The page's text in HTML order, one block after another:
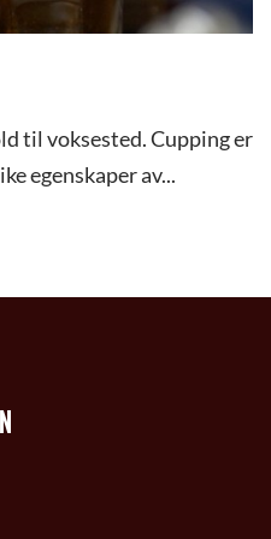
til voksested. Cupping er
egenskaper av...